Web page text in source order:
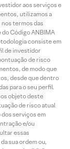
aos serviços e
utilizamos a
termos das
do Código ANBIMA
consiste em
de investidor
de risco
de modo que
desde que dentro
para o seu perfil.
objeto deste
de risco atual
serviços em
e/ou
essas
sua ordem ou,